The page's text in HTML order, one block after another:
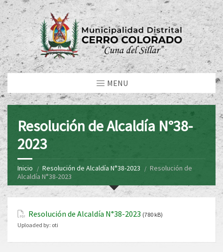
MENU
Resolución de Alcaldía N°38-
2023
Inicio Resolución de Alcaldía N°38-2023
Resolución de
Alcaldía N°38-2023
Resolución de Alcaldía N°38-2023 (780 kB)
Uploaded by: oti